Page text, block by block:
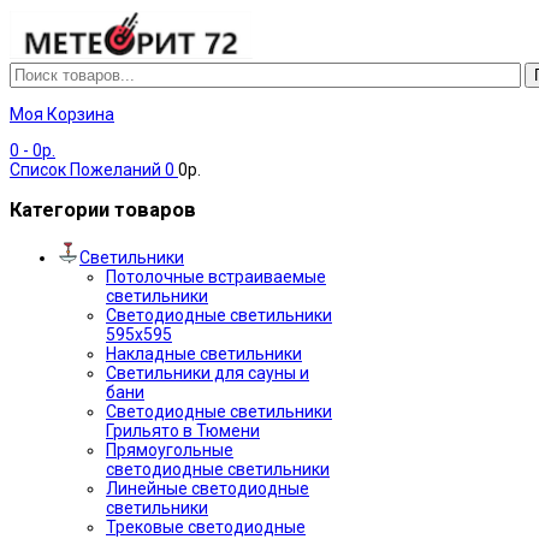
Моя Корзина
0 - 0р.
Список Пожеланий 0 0р.
Категории товаров
Светильники
Потолочные встраиваемые
светильники
Светодиодные светильники
595х595
Накладные светильники
Светильники для сауны и
бани
Светодиодные светильники
Грильято в Тюмени
Прямоугольные
светодиодные светильники
Линейные светодиодные
светильники
Трековые светодиодные